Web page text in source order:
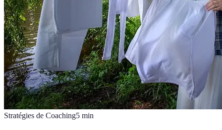
Stratégies de Coaching5 min